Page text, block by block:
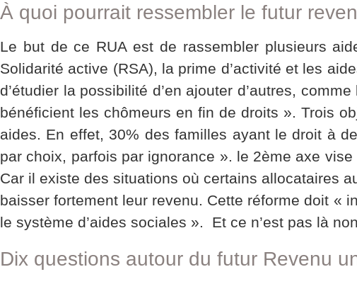
À quoi pourrait ressembler le futur
Le but de ce RUA est de rassembler plusieurs
Solidarité active (RSA), la prime d’activité et les
d’étudier la possibilité d’en ajouter d’autres,
bénéficient les chômeurs en fin de droits ». Trois
aides. En effet, 30% des familles ayant le droit à
par choix, parfois par ignorance ». le 2ème axe
Car il existe des situations où certains allocataires
baisser fortement leur revenu. Cette réforme doit «
le système d’aides sociales ». Et ce n’est pas là
Dix questions autour du futur Revenu